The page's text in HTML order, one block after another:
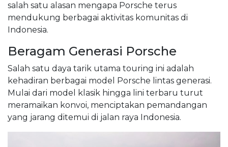
salah satu alasan mengapa Porsche terus
mendukung berbagai aktivitas komunitas di
Indonesia.
Beragam Generasi Porsche
Salah satu daya tarik utama touring ini adalah
kehadiran berbagai model Porsche lintas generasi.
Mulai dari model klasik hingga lini terbaru turut
meramaikan konvoi, menciptakan pemandangan
yang jarang ditemui di jalan raya Indonesia.